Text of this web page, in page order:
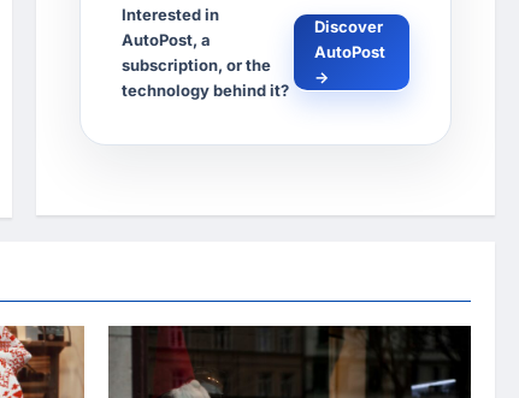
Interested in
AutoPost, a
subscription, or the
technology behind it?
Discover
AutoPost
→